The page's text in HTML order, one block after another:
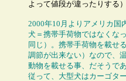
よって値段が違ったりする）
2000年10月よりアメリカ国
犬＝携帯手荷物ではなくな
同じ）。携帯手荷物を載せ
調節が出来ない）なので、
動物を載せる事、だそうであ
従って、大型犬はカーゴタ